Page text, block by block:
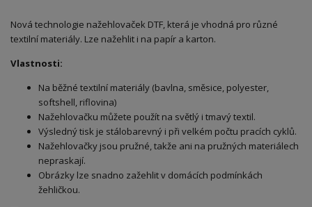
Nová technologie nažehlovaček DTF, která je vhodná pro různé
textilní materiály. Lze nažehlit i na papír a karton.
Vlastnosti:
Na běžné textilní materiály (bavlna, směsice, polyester,
softshell, riflovina)
Nažehlovačku můžete použít na světlý i tmavý textil.
Výsledný tisk je stálobarevný i při velkém počtu pracích cyklů.
Nažehlovačky jsou pružné, takže ani na pružných materiálech
nepraskají.
Obrázky lze snadno zažehlit v domácích podmínkách
žehličkou.